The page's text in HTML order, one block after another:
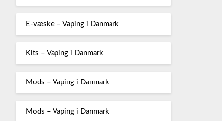
E-væske – Vaping i Danmark
Kits – Vaping i Danmark
Mods – Vaping i Danmark
Mods – Vaping i Danmark